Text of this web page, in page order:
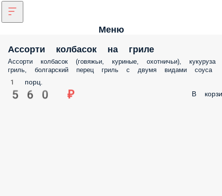
Меню
Ассорти колбасок на гриле
Ассорти колбасок (говяжьи, куриные, охотничьи), кукуруза
гриль, болгарский перец гриль с двумя видами соуса
1 порц.
560 ₽ В